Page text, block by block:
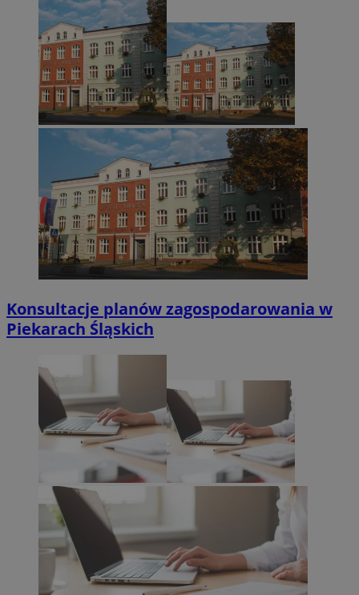
Konsultacje planów zagospodarowania w
Piekarach Śląskich